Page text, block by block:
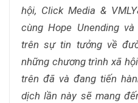
hội, Click Media &
cùng Hope Unending
trên sự tin tưởng về
những chương trình xã
trên đã và đang tiến
dịch lần này sẽ mang